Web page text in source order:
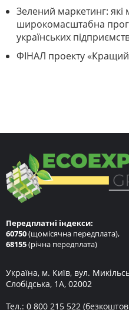
Зелений маркетинг: які
широкомасштабна
українських
ФІНАЛ проекту «Кращий
Передплатні індекси:
60750(щомісячна передплата),
68155(річна передплата)
Україна, м. Київ, вул.
Слобідська, 1А, 02002
Тел.: 0 800 215 522